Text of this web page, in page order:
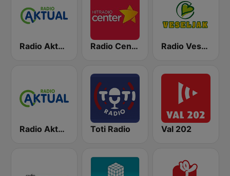
Radio Aktual Fešta Radio Center 103.7 FM Radio Veseljak
Radio Aktual Dalmacija Toti Radio Val 202